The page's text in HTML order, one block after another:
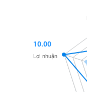
10.00
Lợi nhuận